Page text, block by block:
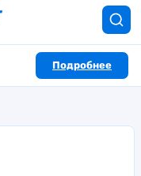
Подробнее